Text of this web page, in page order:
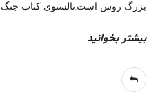
بزرگ روس است.تالستوی کتاب
بیشتر بخوانید